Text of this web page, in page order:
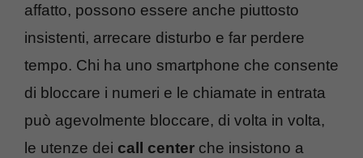
affatto, possono essere anche piuttosto
insistenti, arrecare disturbo e far perdere
tempo. Chi ha uno smartphone che consente
di bloccare i numeri e le chiamate in entrata
può agevolmente bloccare, di volta in volta,
le utenze dei call center che insistono a